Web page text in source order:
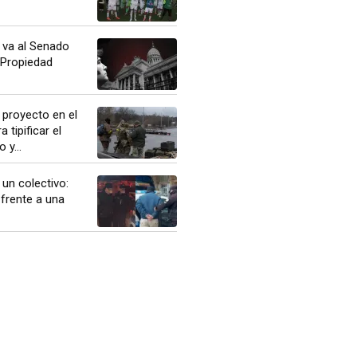
al Senado
en el
tipificar el
y...
colectivo:
a una